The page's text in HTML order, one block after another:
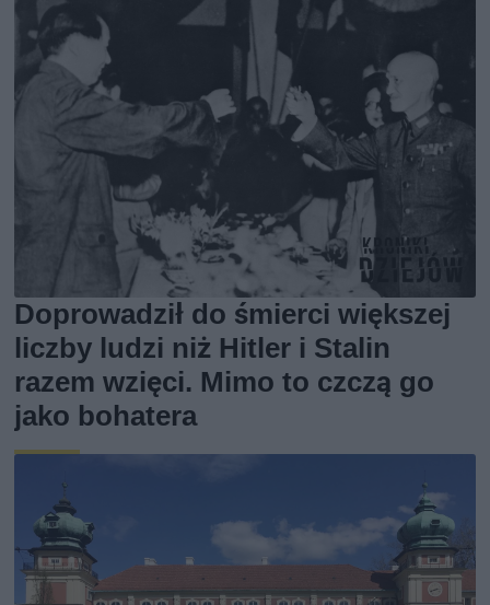
Doprowadził do śmierci większej
liczby ludzi niż Hitler i Stalin
razem wzięci. Mimo to czczą go
jako bohatera